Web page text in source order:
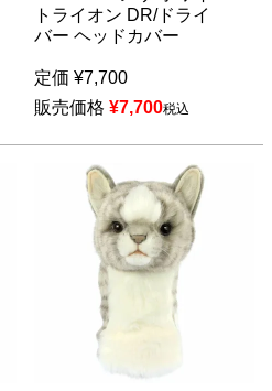
トライオン DR/ドライ
バー ヘッドカバー
定価 ¥7,700
販売価格 ¥7,700税込